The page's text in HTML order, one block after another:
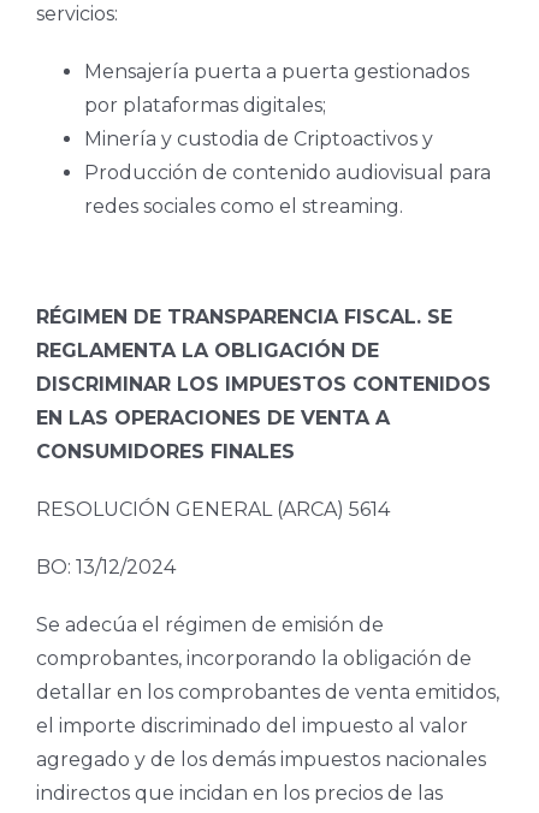
servicios:
Mensajería puerta a puerta gestionados
por plataformas digitales;
Minería y custodia de Criptoactivos y
Producción de contenido audiovisual para
redes sociales como el streaming.
RÉGIMEN DE TRANSPARENCIA FISCAL. SE
REGLAMENTA LA OBLIGACIÓN DE
DISCRIMINAR LOS IMPUESTOS CONTENIDOS
EN LAS OPERACIONES DE VENTA A
CONSUMIDORES FINALES
RESOLUCIÓN GENERAL (ARCA) 5614
BO: 13/12/2024
Se adecúa el régimen de emisión de
comprobantes, incorporando la obligación de
detallar en los comprobantes de venta emitidos,
el importe discriminado del impuesto al valor
agregado y de los demás impuestos nacionales
indirectos que incidan en los precios de las